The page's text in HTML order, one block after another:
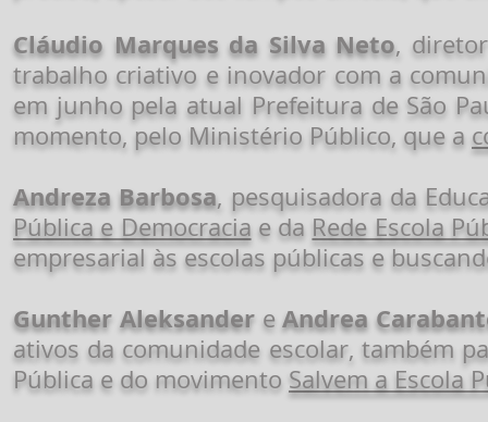
Cláudio Marques da Silva Neto,
trabalho criativo e inovador com a
em junho pela atual Prefeitura de São
momento, pelo Ministério Público, que a
Andreza Barbosa, pesquisadora da
Pública e Democracia e da Rede Escola
empresarial às escolas públicas e
Gunther AleksandereAndrea
ativos da comunidade escolar, também
Pública e do movimento Salvem a Escola